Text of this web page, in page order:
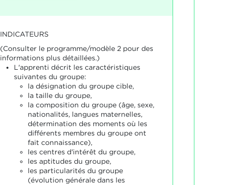
INDICATEURS
(Consulter le programme/modèle 2 pour des
informations plus détaillées.)
L'apprenti décrit les caractéristiques
suivantes du groupe:
la désignation du groupe cible,
la taille du groupe,
la composition du groupe (âge, sexe,
nationalités, langues maternelles,
détermination des moments où les
différents membres du groupe ont
fait connaissance),
les centres d'intérêt du groupe,
les aptitudes du groupe,
les particularités du groupe
(évolution générale dans les